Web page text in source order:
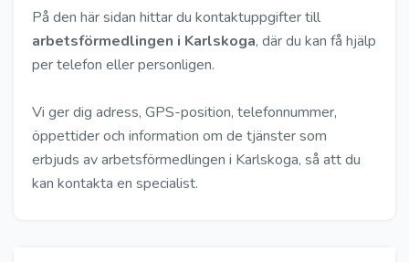
På den här sidan hittar du kontaktuppgifter till
arbetsförmedlingen i Karlskoga, där du kan få hjälp
per telefon eller personligen.
Vi ger dig adress, GPS-position, telefonnummer,
öppettider och information om de tjänster som
erbjuds av arbetsförmedlingen i Karlskoga, så att du
kan kontakta en specialist.